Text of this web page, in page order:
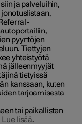
ja palveluihin,
-
pyyntöjen
Tiettyjen
yhteistyötä
jälleenmyyjät
tietyissä
kanssaan, kuten
tarjoamisesta
tai paikallisten
Lue lisää.